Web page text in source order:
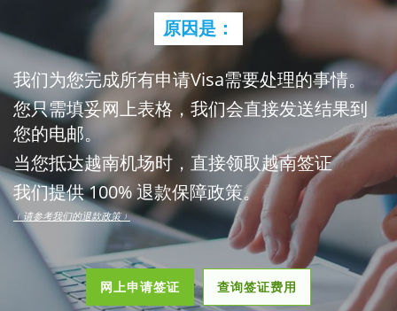
原因是：
我们为您完成所有申请Visa需要处理的事情。
您只需填妥网上表格，我们会直接发送结果到
您的电邮。
当您抵达越南机场时，直接领取越南签证
我们提供 100% 退款保障政策。
﹙请参考我们的退款政策﹚
网上申请签证 查询签证费用